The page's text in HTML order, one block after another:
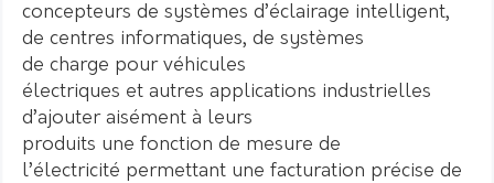
concepteurs de systèmes d’éclairage intelligent,
de centres informatiques, de systèmes
de charge pour véhicules
électriques et autres applications industrielles
d’ajouter aisément à leurs
produits une fonction de mesure de
l’électricité permettant une facturation précise de